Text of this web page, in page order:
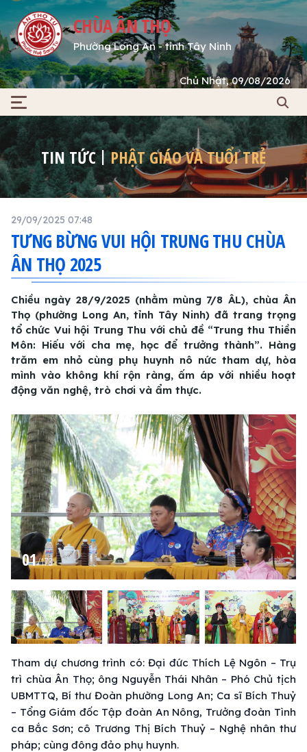
CHÙA ÂN THỌ
Phường Long An - tỉnh Tây Ninh
Chủ Nhật, 09/08/2026
TIN TỨC PHẬT GIÁO VÀ TUỔI TRẺ
29/09/2025 07:48
TƯNG BỪNG VUI HỘI TRUNG THU CHÙA
ÂN THỌ 2025
Chiều ngày 28/9/2025 (nhằm mùng 7/8 ÂL), chùa Ân
Thọ (phường Long An, tỉnh Tây Ninh) đã trang trọng
tổ chức Vui hội Trung Thu với chủ đề “Trung thu Thiền
Môn: Hiếu với cha mẹ, học để trưởng thành”. Hàng
trăm em nhỏ cùng phụ huynh nô nức tham dự, hòa
mình vào không khí rộn ràng, ấm áp với nhiều hoạt
động văn nghệ, trò chơi và ẩm thực.
01/178
Tham dự chương trình có: Đại đức Thích Lệ Ngôn – Trụ
trì chùa Ân Thọ; ông Nguyễn Thái Nhân – Phó Chủ tịch
UBMTTQ, Bí thư Đoàn phường Long An; Ca sĩ Bích Thuỷ
– Tổng Giám đốc Tập đoàn An Nông, Trưởng đoàn Tình
ca Bắc Sơn; cô Trương Thị Bích Thuỷ – Nghệ nhân thư
pháp; cùng đông đảo phụ huynh.